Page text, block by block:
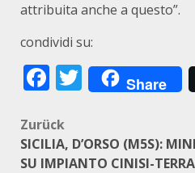
attribuita anche a questo”.
condividi su:
Facebook
Twitter
Share
Zurück
SICILIA, D’ORSO (M5S):
SU IMPIANTO CINISI-